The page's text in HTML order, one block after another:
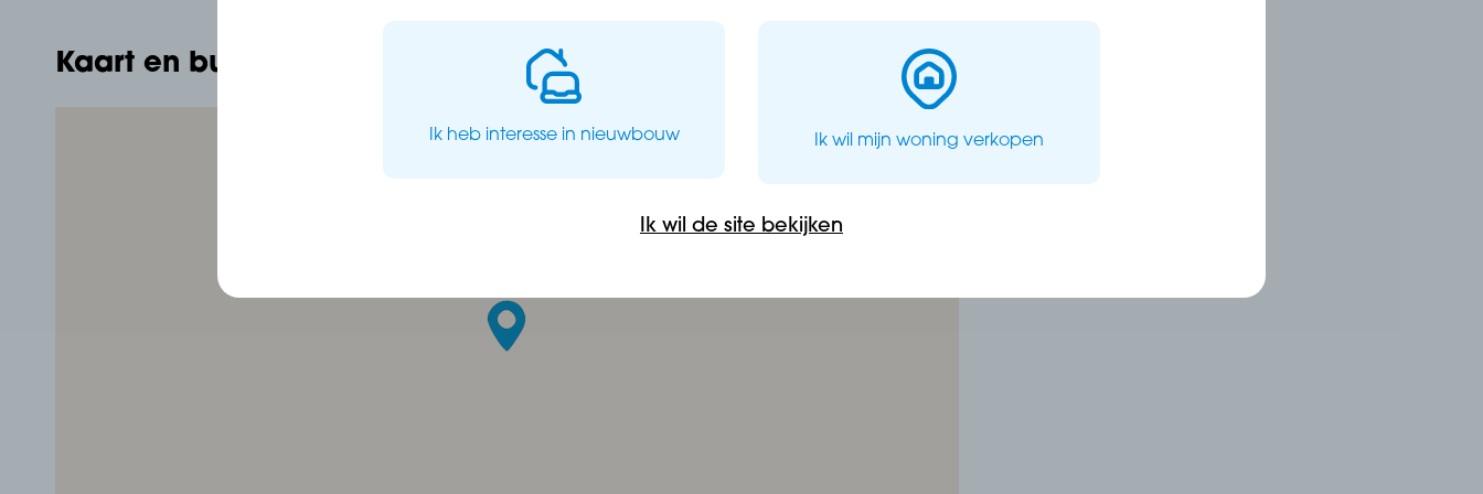
Kaart en buurt
Ik heb interesse in nieuwbouw Ik wil mijn woning verkopen
Ik wil de site bekijken